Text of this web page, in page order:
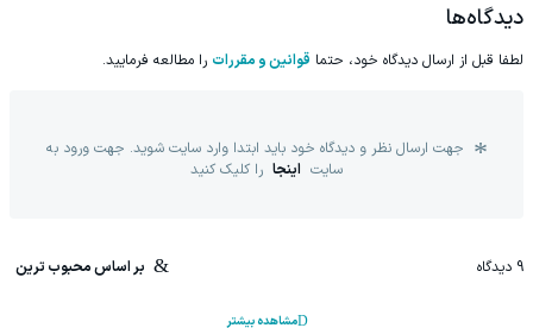
دیدگاه‌ها
لطفا قبل از ارسال دیدگاه خود، حتما قوانین و مقررات را مطالعه فرمایید.
جهت ارسال نظر و دیدگاه خود باید ابتدا وارد سایت شوید. جهت ورود به
سایت اینجا را کلیک کنید
9 دیدگاه بر اساس محبوب ترین
مشاهده بیشتر